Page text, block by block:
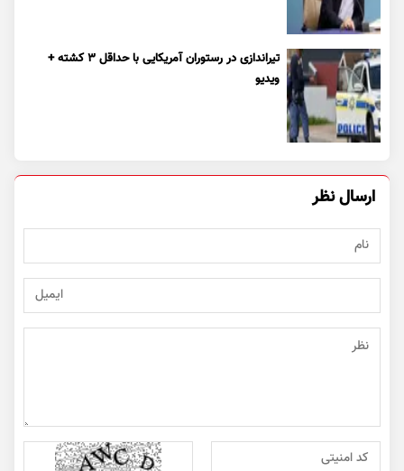
تیراندازی در رستوران آمریکایی با حداقل ۳ کشته +
ویدیو
ارسال نظر